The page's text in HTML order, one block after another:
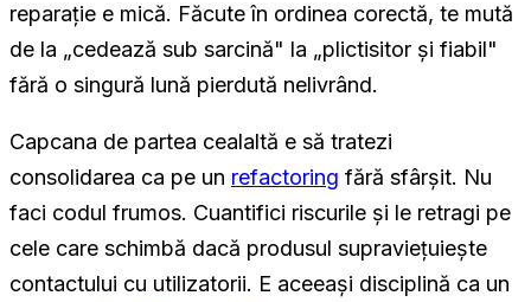
reparație e mică. Făcute în ordinea corectă, te mută
de la „cedează sub sarcină" la „plictisitor și fiabil"
fără o singură lună pierdută nelivrând.
Capcana de partea cealaltă e să tratezi
consolidarea ca pe un refactoring fără sfârșit. Nu
faci codul frumos. Cuantifici riscurile și le retragi pe
cele care schimbă dacă produsul supraviețuiește
contactului cu utilizatorii. E aceeași disciplină ca un